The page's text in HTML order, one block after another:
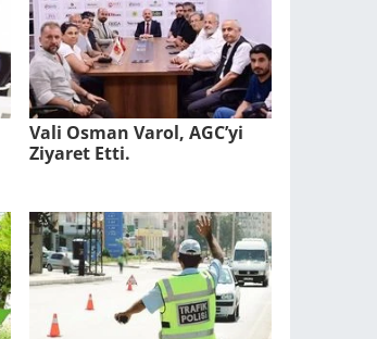
Vali Osman Varol, AGC’yi
Ziyaret Etti.